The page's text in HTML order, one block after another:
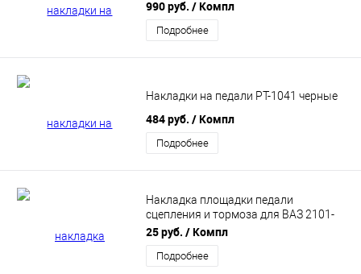
990 руб. / Компл
Подробнее
Накладки на педали РТ-1041 черные
484 руб. / Компл
Подробнее
Накладка площадки педали
сцепления и тормоза для ВАЗ 2101-
2107, Лада Нива 4х4
25 руб. / Компл
Подробнее